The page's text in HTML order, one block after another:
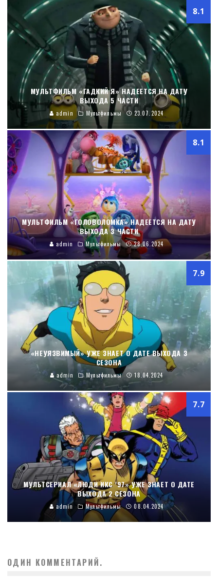
8.1
МУЛЬТФИЛЬМ «ГАДКИЙ Я» НАДЕЕТСЯ НА ДАТУ
ВЫХОДА 5 ЧАСТИ
admin Мультфильмы 23.07.2024
8.1
МУЛЬТФИЛЬМ «ГОЛОВОЛОМКА» НАДЕЕТСЯ НА ДАТУ
ВЫХОДА 3 ЧАСТИ
admin Мультфильмы 28.06.2024
7.9
«НЕУЯЗВИМЫЙ» УЖЕ ЗНАЕТ О ДАТЕ ВЫХОДА 3
СЕЗОНА
admin Мультфильмы 18.04.2024
7.7
МУЛЬТСЕРИАЛ «ЛЮДИ ИКС ’97» УЖЕ ЗНАЕТ О ДАТЕ
ВЫХОДА 2 СЕЗОНА
admin Мультфильмы 08.04.2024
ОДИН КОММЕНТАРИЙ.